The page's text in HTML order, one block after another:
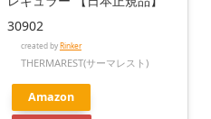
30902
created by Rinker
THERMAREST(サーマレスト)
Amazon